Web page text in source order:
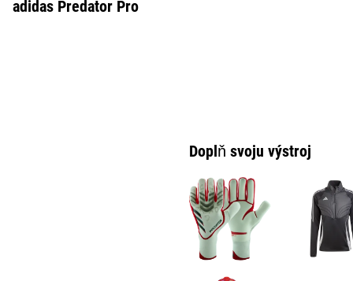
adidas Predator Pro
Doplň svoju výstroj